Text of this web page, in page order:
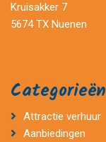
Kruisakker 7
5674 TX Nuenen
Categorieën
Attractie verhuur
Aanbiedingen